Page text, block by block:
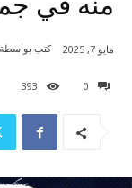
0
393
مايو 7, 2025 كتب بواسطة